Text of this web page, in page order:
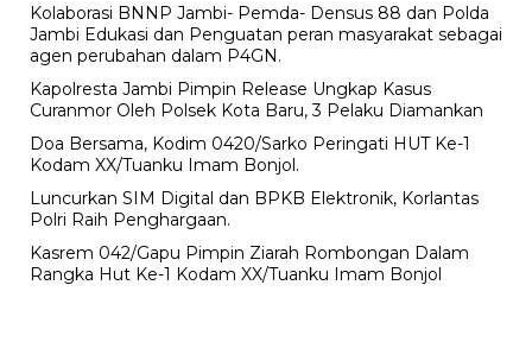
Kolaborasi BNNP Jambi- Pemda- Densus 88 dan Polda
Jambi Edukasi dan Penguatan peran masyarakat sebagai
agen perubahan dalam P4GN.
Kapolresta Jambi Pimpin Release Ungkap Kasus
Curanmor Oleh Polsek Kota Baru, 3 Pelaku Diamankan
Doa Bersama, Kodim 0420/Sarko Peringati HUT Ke-1
Kodam XX/Tuanku Imam Bonjol.
Luncurkan SIM Digital dan BPKB Elektronik, Korlantas
Polri Raih Penghargaan.
Kasrem 042/Gapu Pimpin Ziarah Rombongan Dalam
Rangka Hut Ke-1 Kodam XX/Tuanku Imam Bonjol